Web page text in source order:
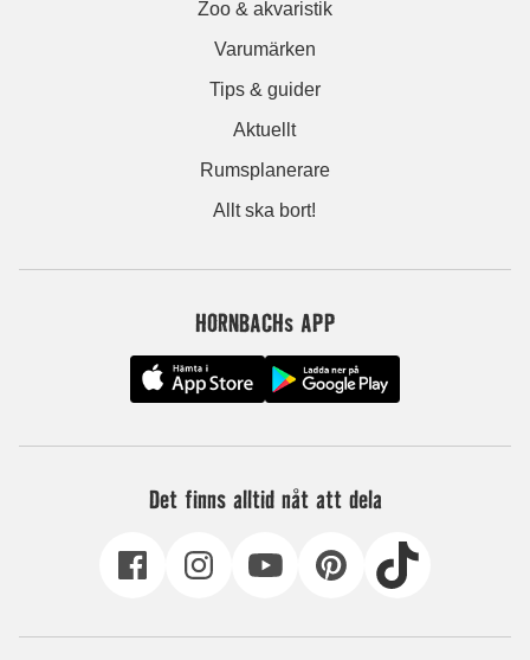
Zoo & akvaristik
Varumärken
Tips & guider
Aktuellt
Rumsplanerare
Allt ska bort!
HORNBACHs APP
Det finns alltid nåt att dela